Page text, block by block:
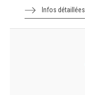
Infos détaillées